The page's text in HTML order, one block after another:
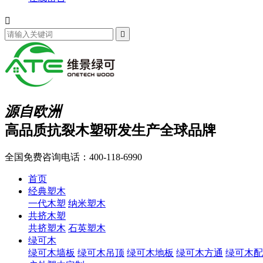


源自欧洲
高品质抗裂木塑研发生产全球品牌
全国免费咨询电话： 400-118-6990
首页
经典塑木
一代木塑 纳米塑木
共挤木塑
共挤塑木 石英塑木
绿可木
绿可木墙板 绿可木吊顶 绿可木地板 绿可木方通 绿可木